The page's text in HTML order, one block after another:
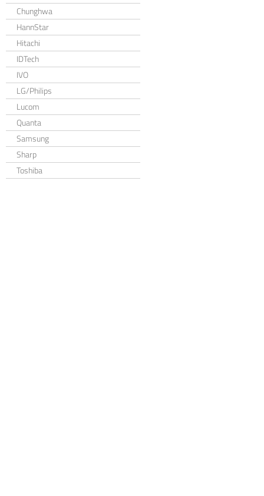
Chunghwa
HannStar
Hitachi
IDTech
IVO
LG/Philips
Lucom
Quanta
Samsung
Sharp
Toshiba